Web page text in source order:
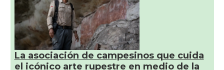
Acció
Oficina Exterior de Catalunya a São
Paulo
La asociación de campesinos que cuida
el icónico arte rupestre en medio de la